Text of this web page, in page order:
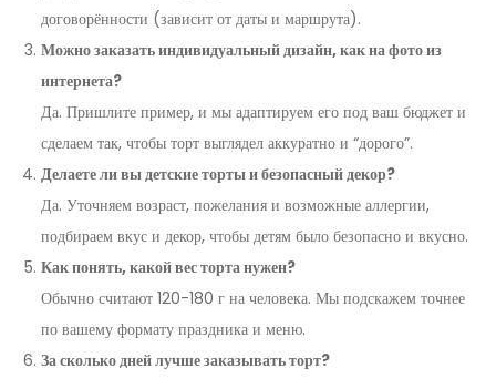
договорённости (зависит от даты и маршрута).
Можно заказать индивидуальный дизайн, как на фото из
интернета?
Да. Пришлите пример, и мы адаптируем его под ваш бюджет и
сделаем так, чтобы торт выглядел аккуратно и “дорого”.
Делаете ли вы детские торты и безопасный декор?
Да. Уточняем возраст, пожелания и возможные аллергии,
подбираем вкус и декор, чтобы детям было безопасно и вкусно.
Как понять, какой вес торта нужен?
Обычно считают 120-180 г на человека. Мы подскажем точнее
по вашему формату праздника и меню.
За сколько дней лучше заказывать торт?